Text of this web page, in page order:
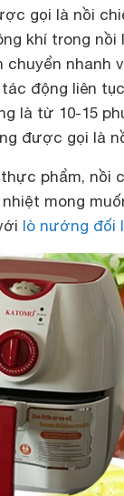
gọi là nồi
khí trong
chuyển nhanh
động liên
là từ 10-15
được gọi là
phẩm, nồi
mong
lò nướng đối